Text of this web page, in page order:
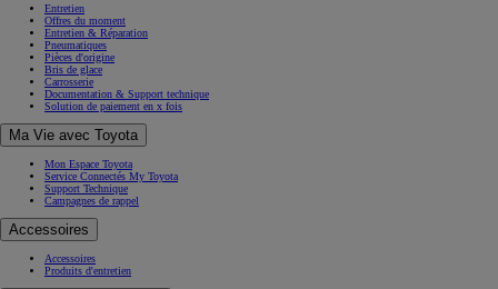
Entretien
Offres du moment
Entretien & Réparation
Pneumatiques
Pièces d'origine
Bris de glace
Carrosserie
Documentation & Support technique
Solution de paiement en x fois
Ma Vie avec Toyota
Mon Espace Toyota
Service Connectés My Toyota
Support Technique
Campagnes de rappel
Accessoires
Accessoires
Produits d'entretien